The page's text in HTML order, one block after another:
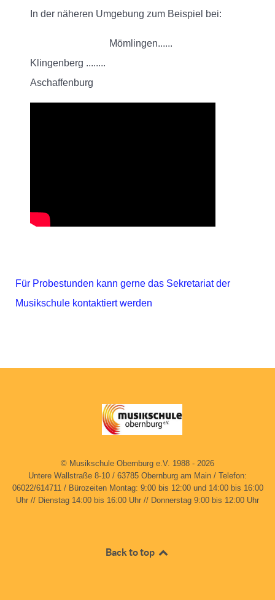
In der näheren Umgebung zum Beispiel bei:
Mömlingen......
Klingenberg ........
Aschaffenburg
Für Probestunden kann gerne das Sekretariat der
Musikschule kontaktiert werden
© Musikschule Obernburg e.V. 1988 - 2026
Untere Wallstraße 8-10 / 63785 Obernburg am Main / Telefon:
06022/614711 / Bürozeiten Montag: 9:00 bis 12:00 und 14:00 bis 16:00
Uhr // Dienstag 14:00 bis 16:00 Uhr // Donnerstag 9:00 bis 12:00 Uhr
Back to top